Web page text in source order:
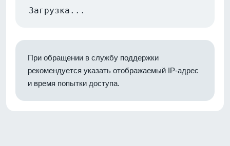
Загрузка...
При обращении в службу поддержки
рекомендуется указать отображаемый IP-адрес
и время попытки доступа.